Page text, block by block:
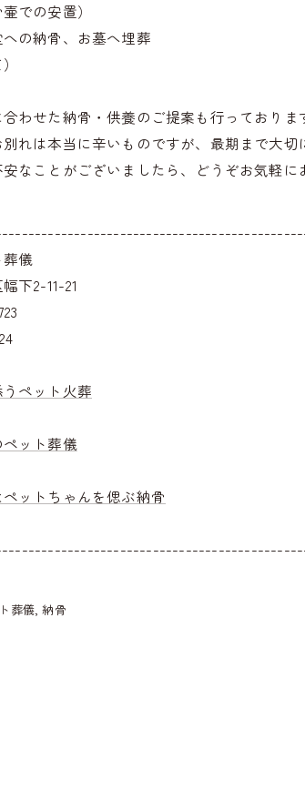
での安置）
の納骨、お墓へ埋葬
わせた納骨・供養のご提案も行っておりま
れは本当に辛いものですが、最期まで大
なことがございましたら、どうぞお気軽に
儀
下2-11-21
ペット火葬
ット葬儀
ットちゃんを偲ぶ納骨
葬儀 納骨